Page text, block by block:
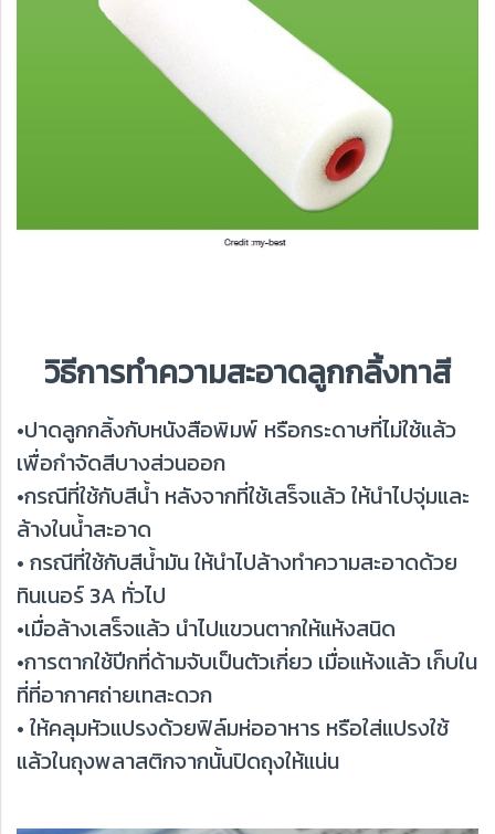
วิธีการทำความสะอาดลูกกลิ้งทาสี
•ปาดลูกกลิ้งกับหนังสือพิมพ์ หรือกระดาษที่ไม่ใช้แล้ว
เพื่อกำจัดสีบางส่วนออก
•กรณีที่ใช้กับสีน้ำ หลังจากที่ใช้เสร็จแล้ว ให้นำไปจุ่มและ
ล้างในน้ำสะอาด
• กรณีที่ใช้กับสีน้ำมัน ให้นำไปล้างทำความสะอาดด้วย
ทินเนอร์ 3A ทั่วไป
•เมื่อล้างเสร็จแล้ว นำไปแขวนตากให้แห้งสนิด
•การตากใช้ปีกที่ด้ามจับเป็นตัวเกี่ยว เมื่อแห้งแล้ว เก็บใน
ที่ที่อากาศถ่ายเทสะดวก
• ให้คลุมหัวแปรงด้วยฟิล์มห่ออาหาร หรือใส่แปรงใช้
แล้วในถุงพลาสติกจากนั้นปิดถุงให้แน่น